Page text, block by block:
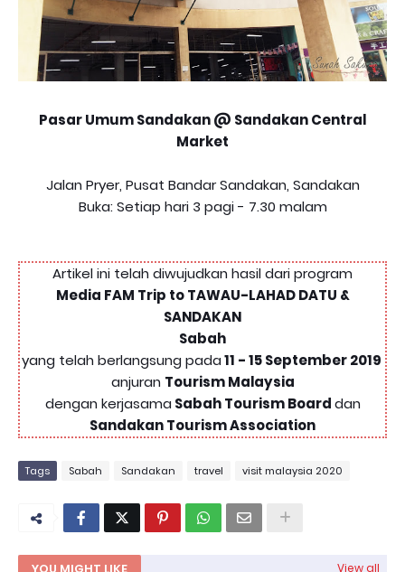
Pasar Umum Sandakan @ Sandakan Central
Market
Jalan Pryer, Pusat Bandar Sandakan, Sandakan
Buka: Setiap hari 3 pagi - 7.30 malam
Artikel ini telah diwujudkan hasil dari program
Media FAM Trip to TAWAU-LAHAD DATU &
SANDAKAN
Sabah
yang telah berlangsung pada11 - 15 September 2019
anjuran Tourism Malaysia
dengan kerjasama Sabah Tourism Boarddan
Sandakan Tourism Association
Tags Sabah Sandakan travel visit malaysia 2020
View all